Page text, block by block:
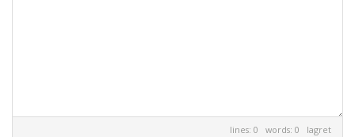
lines: 0 words: 0 lagret